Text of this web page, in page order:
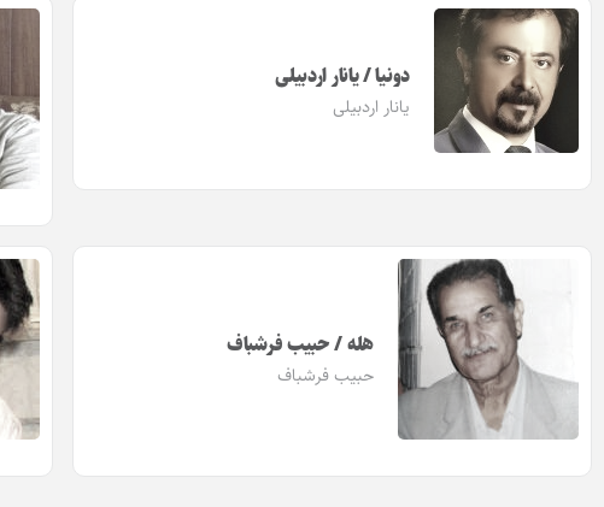
دونیا / یانار اردبیلی
یانار اردبیلی
هله / حبیب فرشباف
حبیب فرشباف